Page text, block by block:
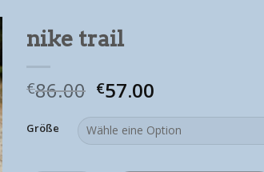
nike trail
€86.00 €57.00
Größe